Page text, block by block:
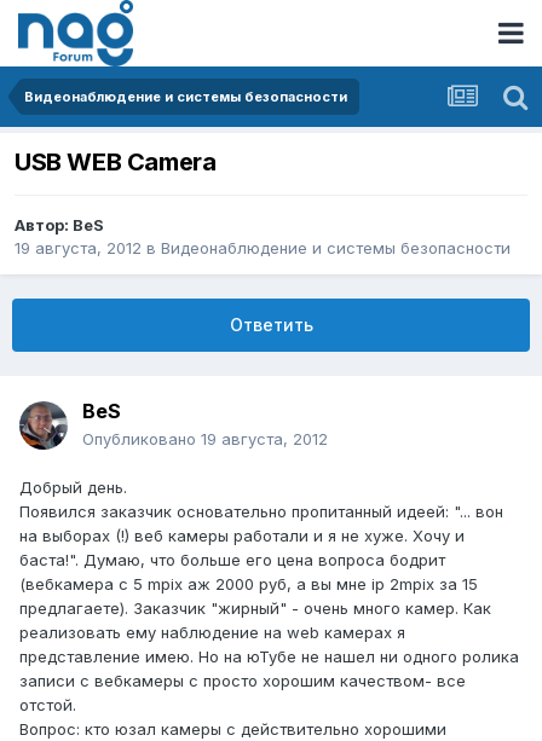
Видеонаблюдение и системы безопасности
USB WEB Camera
Автор: BeS
19 августа, 2012 в Видеонаблюдение и системы безопасности
Ответить
BeS
Опубликовано 19 августа, 2012
Добрый день.
Появился заказчик основательно пропитанный идеей: "... вон
на выборах (!) веб камеры работали и я не хуже. Хочу и
баста!". Думаю, что больше его цена вопроса бодрит
(вебкамера с 5 mpix аж 2000 руб, а вы мне ip 2mpix за 15
предлагаете). Заказчик "жирный" - очень много камер. Как
реализовать ему наблюдение на web камерах я
представление имею. Но на юТубе не нашел ни одного ролика
записи с вебкамеры с просто хорошим качеством- все
отстой.
Вопрос: кто юзал камеры с действительно хорошими